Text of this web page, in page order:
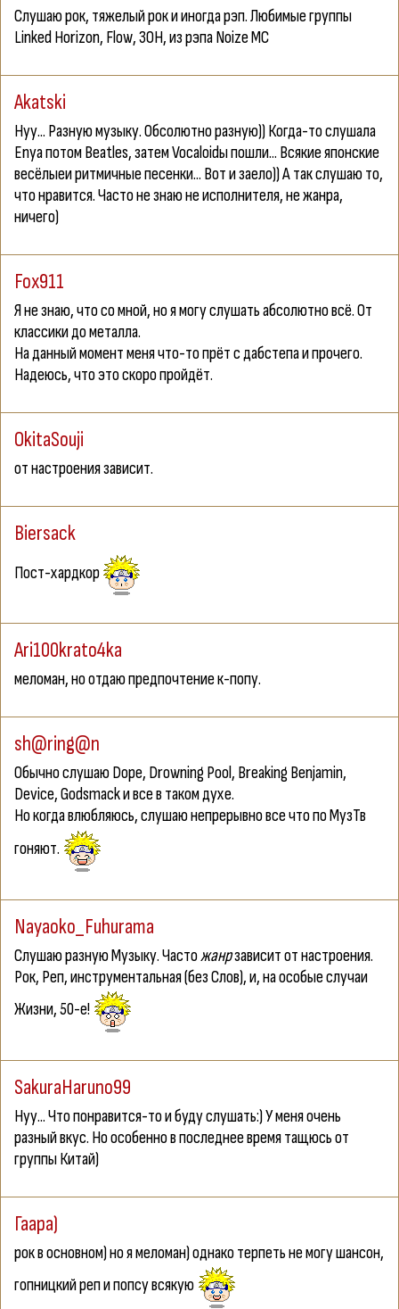
Слушаю рок, тяжелый рок и иногда рэп. Любимые группы
Linked Horizon, Flow, 3OH, из рэпа Noize MC
Akatski
Нуу... Разную музыку. Обсолютно разную)) Когда-то слушала
Enya потом Beatles, затем Vocaloidы пошли... Всякие японские
весёлыеи ритмичные песенки... Вот и заело)) А так слушаю то,
что нравится. Часто не знаю не исполнителя, не жанра,
ничего)
Fox911
Я не знаю, что со мной, но я могу слушать абсолютно всё. От
классики до металла.
На данный момент меня что-то прёт с дабстепа и прочего.
Надеюсь, что это скоро пройдёт.
OkitaSouji
от настроения зависит.
Biersack
Пост-хардкор
Ari100krato4ka
меломан, но отдаю предпочтение к-попу.
sh@ring@n
Обычно слушаю Dope, Drowning Pool, Breaking Benjamin,
Device, Godsmack и все в таком духе.
Но когда влюбляюсь, слушаю непрерывно все что по МузТв
гоняют.
Nayaoko_Fuhurama
Слушаю разную Музыку. Частожанрзависит от настроения.
Рок, Реп, инструментальная (без Слов), и, на особые случаи
Жизни, 50-е!
SakuraHaruno99
Нуу... Что понравится-то и буду слушать:) У меня очень
разный вкус. Но особенно в последнее время тащюсь от
группы Китай)
Гаара)
рок в основном) но я меломан) однако терпеть не могу шансон,
гопницкий реп и попсу всякую